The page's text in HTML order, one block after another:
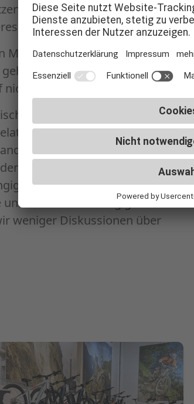
Durch euch haben wir jetzt
Level zu bringen.
Mehrwert erklären, warum es
und uns als Fachleute
online abzuwickeln.
Bedarfsanalyse.
schnell ins Sizing rein, in die
den wir leben möchten.
damit auch: ‚Du bist einfach
von meiner Meinung haben
eine Hilfestellung gibt.‘ Das
weniger Diskussionen über